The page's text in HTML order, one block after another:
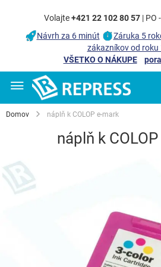
Volajte+421 22 102 80 57 | PO
Návrh za 6 minút
Záruka 5
zákazníkov od roku
VŠETKO O NÁKUPE
Domov náplň k COLOP e-mark
náplň k
Preskočiť
na